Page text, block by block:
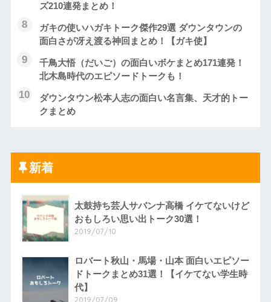
ズ210連発まとめ！
ガキの使いハガキトーク傑作29選 ダウンタウンの
面白さが冴え渡る神回まとめ！【ガキ使】
千鳥大悟（だいご）の面白いボケまとめ171連発！
北木島時代のエピソードトークも！
ダウンタウン松本人志の面白い名言集、天才的トー
クまとめ
新着
太鼓持ち芸人サバンナ高橋 イケてないけど
おもしろい思い出トーク30選！
2019/07/10
ロバート秋山・馬場・山本 面白いエピソー
ドトークまとめ31選！【イケてない学生時
代】
2019/07/09